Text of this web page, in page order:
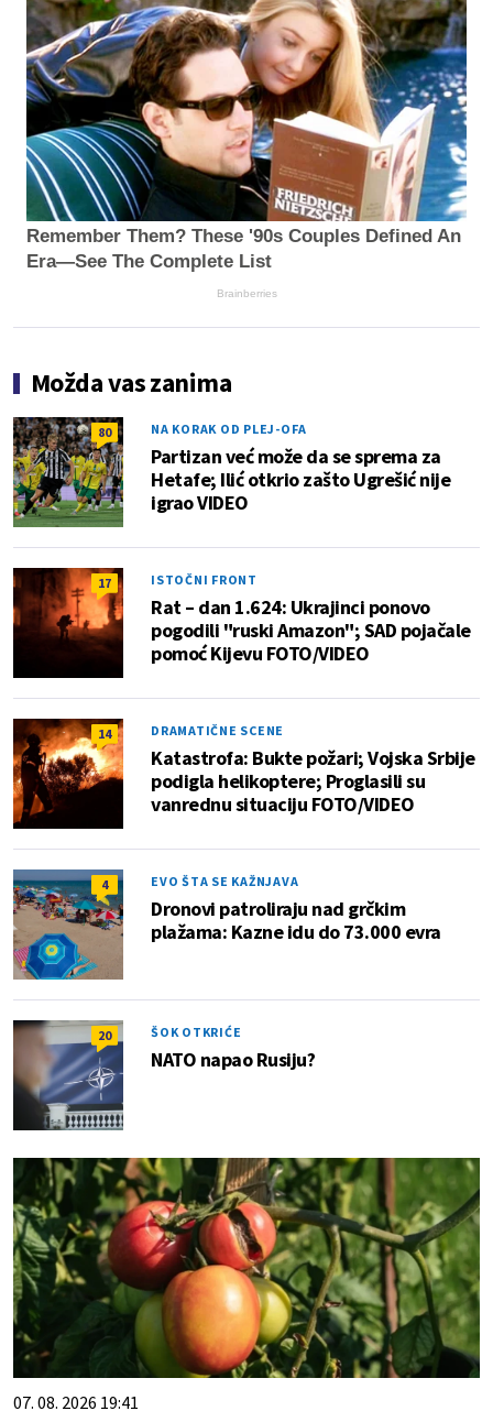
Remember Them? These '90s Couples Defined An
Era—See The Complete List
Brainberries
Možda vas zanima
80 NA KORAK OD PLEJ-OFA
Partizan već može da se sprema za
Hetafe; Ilić otkrio zašto Ugrešić nije
igrao VIDEO
17 ISTOČNI FRONT
Rat – dan 1.624: Ukrajinci ponovo
pogodili "ruski Amazon"; SAD pojačale
pomoć Kijevu FOTO/VIDEO
14 DRAMATIČNE SCENE
Katastrofa: Bukte požari; Vojska Srbije
podigla helikoptere; Proglasili su
vanrednu situaciju FOTO/VIDEO
4 EVO ŠTA SE KAŽNJAVA
Dronovi patroliraju nad grčkim
plažama: Kazne idu do 73.000 evra
20 ŠOK OTKRIĆE
NATO napao Rusiju?
07. 08. 2026 19:41